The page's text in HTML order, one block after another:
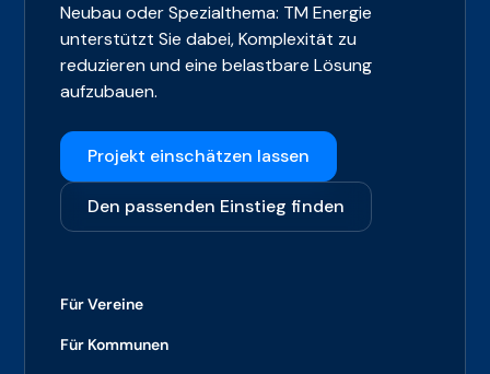
Neubau oder Spezialthema: TM Energie
unterstützt Sie dabei, Komplexität zu
reduzieren und eine belastbare Lösung
aufzubauen.
Projekt einschätzen lassen
Den passenden Einstieg finden
Für Vereine
Für Kommunen